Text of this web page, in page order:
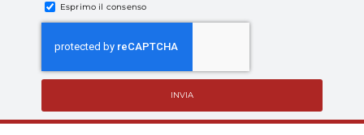
Esprimo il consenso
INVIA